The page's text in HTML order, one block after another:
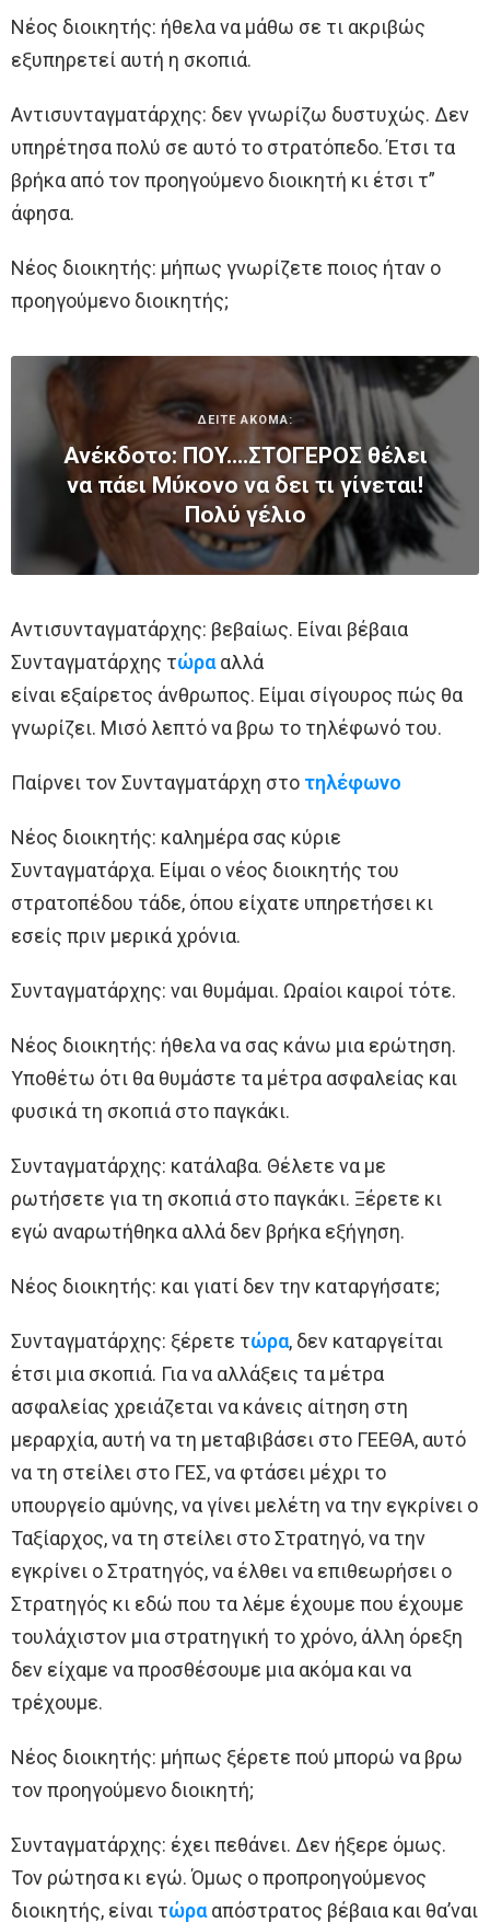
Νέος διοικητής: ήθελα να μάθω σε τι ακριβώς
εξυπηρετεί αυτή η σκοπιά.
Αντισυνταγματάρχης: δεν γνωρίζω δυστυχώς. Δεν
υπηρέτησα πολύ σε αυτό το στρατόπεδο. Έτσι τα
βρήκα από τον προηγούμενο διοικητή κι έτσι τ”
άφησα.
Νέος διοικητής: μήπως γνωρίζετε ποιος ήταν ο
προηγούμενο διοικητής;
ΔΕΙΤΕ ΑΚΟΜΑ:
Ανέκδοτο: ΠOY….ΣΤΟΓΕΡΟΣ θέλει
να πάει Μύκονο να δει τι γίνεται!
Πολύ γέλιο
Αντισυνταγματάρχης: βεβαίως. Είναι βέβαια
Συνταγματάρχης τώρααλλά
είναι εξαίρετος άνθρωπος. Είμαι σίγουρος πώς θα
γνωρίζει. Μισό λεπτό να βρω το τηλέφωνό του.
Παίρνει τον Συνταγματάρχη στο τηλέφωνο
Νέος διοικητής: καλημέρα σας κύριε
Συνταγματάρχα. Είμαι ο νέος διοικητής του
στρατοπέδου τάδε, όπου είχατε υπηρετήσει κι
εσείς πριν μερικά χρόνια.
Συνταγματάρχης: ναι θυμάμαι. Ωραίοι καιροί τότε.
Νέος διοικητής: ήθελα να σας κάνω μια ερώτηση.
Υποθέτω ότι θα θυμάστε τα μέτρα ασφαλείας και
φυσικά τη σκοπιά στο παγκάκι.
Συνταγματάρχης: κατάλαβα. Θέλετε να με
ρωτήσετε για τη σκοπιά στο παγκάκι. Ξέρετε κι
εγώ αναρωτήθηκα αλλά δεν βρήκα εξήγηση.
Νέος διοικητής: και γιατί δεν την καταργήσατε;
Συνταγματάρχης: ξέρετε τώρα, δεν καταργείται
έτσι μια σκοπιά. Για να αλλάξεις τα μέτρα
ασφαλείας χρειάζεται να κάνεις αίτηση στη
μεραρχία, αυτή να τη μεταβιβάσει στο ΓΕΕΘΑ, αυτό
να τη στείλει στο ΓΕΣ, να φτάσει μέχρι το
υπουργείο αμύνης, να γίνει μελέτη να την εγκρίνει ο
Ταξίαρχος, να τη στείλει στο Στρατηγό, να την
εγκρίνει ο Στρατηγός, να έλθει να επιθεωρήσει ο
Στρατηγός κι εδώ που τα λέμε έχουμε που έχουμε
τουλάχιστον μια στρατηγική το χρόνο, άλλη όρεξη
δεν είχαμε να προσθέσουμε μια ακόμα και να
τρέχουμε.
Νέος διοικητής: μήπως ξέρετε πού μπορώ να βρω
τον προηγούμενο διοικητή;
Συνταγματάρχης: έχει πεθάνει. Δεν ήξερε όμως.
Τον ρώτησα κι εγώ. Όμως ο προπροηγούμενος
διοικητής, είναι τώρααπόστρατος βέβαια και θα’ναι